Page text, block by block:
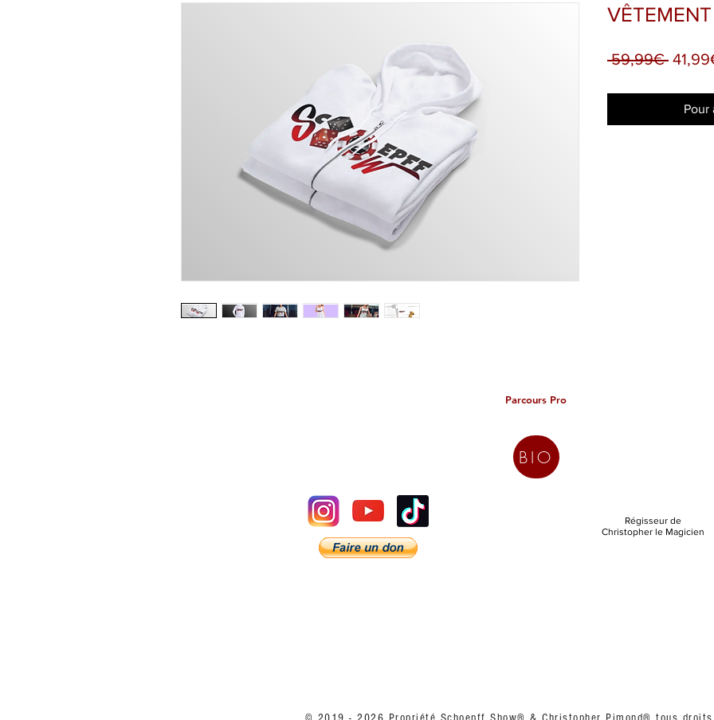
VÊTEMENT
59,99€
Pour
Parcours Pro
BIO
Régisseur de
Christopher le Magicien